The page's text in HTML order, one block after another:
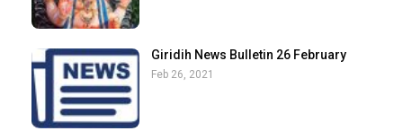
Giridih News Bulletin 26 February
Feb 26, 2021